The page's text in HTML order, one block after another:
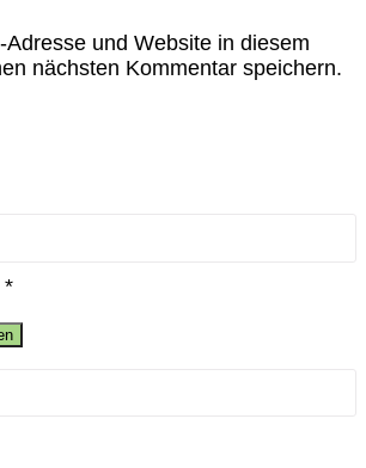
Adresse und Website in diesem
nächsten Kommentar speichern.
*